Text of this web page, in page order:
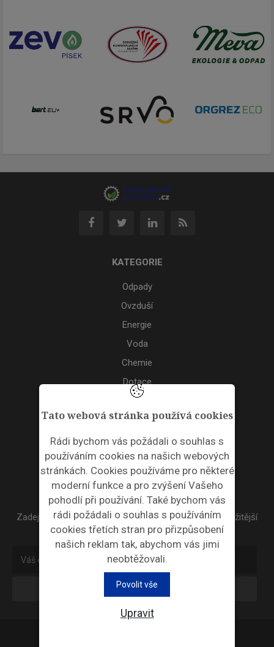
Tato webová stránka používá cookies
Rádi bychom vás požádali o souhlas s
používáním cookies na našich webových
stránkách. Cookies používáme pro některé
moderní funkce a pro zvýšení Vašeho
pohodlí při používání. Také bychom vás
rádi požádali o souhlas s používáním
cookies třetích stran pro přizpůsobení
našich reklam tak, abychom vás jimi
neobtěžovali.
Povolit vše
Upravit
KATEGORIE
Odpady
Ovzduší
Energie
Voda
Chemie
Dotace
Akce
ODPADNÍ PLASTY
NEWSLETTER
Zadejte váš email a my Vám budeme zasílat ty nejdůležitější
informace, maximálně 1x týdně.
Odebírat